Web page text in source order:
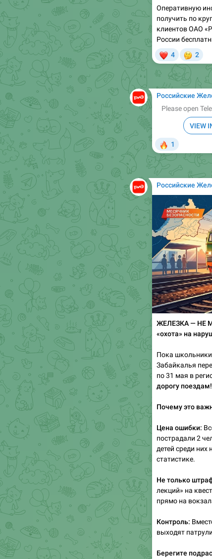
Оперативную
получить по
клиентов ОАО
России
❤
4
🤔
2
Российские
Please open
VIEW
🔥
1
Российские
ЖЕЛЕЗКА — НЕ
«охота» на
Пока
Забайкалья
по 31 мая в
дорогу
Почему это
Цена ошибки:
пострадали 2
детей среди них
статистике.
Не только
лекций» на
прямо на
Контроль:
выходят
Берегите